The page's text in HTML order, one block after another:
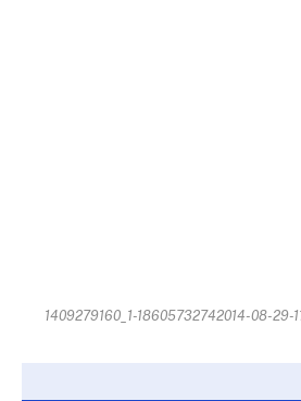
1409279160_1-18605732742014-08-29-